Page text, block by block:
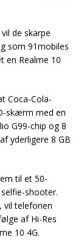
de skarpe
som 91mobiles
en Realme 10
Coca-Cola-
skærm med en
G99-chip og 8
yderligere 8 GB
til et 50-
shooter.
vil telefonen
af Hi-Res
10 4G.